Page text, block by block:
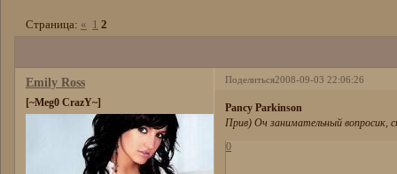
Страница: « 1 2
Поделиться2008-09-03 22:06:26
Emily Ross
[~Meg0 CrazY~]
Pancy Parkinson
Прив) Оч занимательный вопросик,
0